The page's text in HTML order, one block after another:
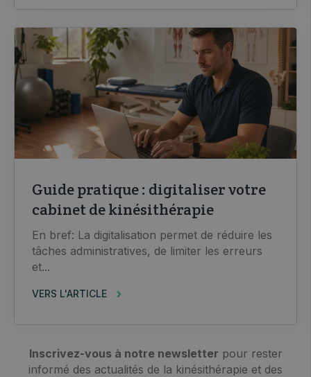
Guide pratique : digitaliser votre
cabinet de kinésithérapie
En bref: La digitalisation permet de réduire les
tâches administratives, de limiter les erreurs
et...
VERS L'ARTICLE
Inscrivez-vous à notre newsletter pour rester
informé des actualités de la kinésithérapie et des